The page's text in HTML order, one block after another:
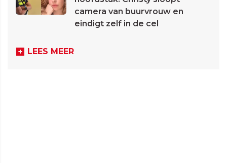
camera van buurvrouw en
eindigt zelf in de cel
LEES MEER